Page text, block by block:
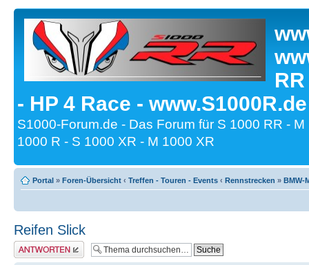
- HP 4 Race -
S1000-Forum.de - Das Forum für S 1000 RR -
1000 R - S 1000 XR - M 1000 XR
Portal » Foren-Übersicht ‹ Treffen - Touren - Events ‹ Rennstrecken » BMW-
Reifen Slick
Antwort erstellen